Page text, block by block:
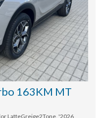
163KM MT
LatteGreige2Tone, '2026